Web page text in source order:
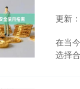
更新
在当
选择